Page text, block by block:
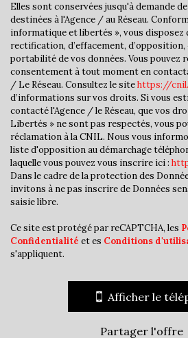
Taxe foncière
Habitants de moins de 25 ans
Habitants de 25 à 55 ans
Habitants de plus de 55 ans
Nombre d'enfants par famille
Familles sans enfant
Familles avec 1 ou 2 enfants
Maisons
Appartements
Elles sont conservées jusqu'à demande
destinées à l'Agence / au Réseau.
informatique et libertés », vous disposez
rectification, d’effacement,
portabilité de vos données. Vous pouvez
consentement à tout moment en
/ Le Réseau. Consultez le sitehttps://
d’informations sur vos droits. Si vous
contacté l'Agence / le Réseau, que vos
Libertés » ne sont pas respectés, vous
réclamation à la CNIL. Nous vous
liste d'opposition au démarchage
laquelle vous pouvez vous inscrire ici :
Dans le cadre de la protection des
invitons à ne pas inscrire de Données
saisie libre.
Ce site est protégé par reCAPTCHA, les
Confidentialité et es Conditions
s'appliquent.
Afficher le
Partager l'offre